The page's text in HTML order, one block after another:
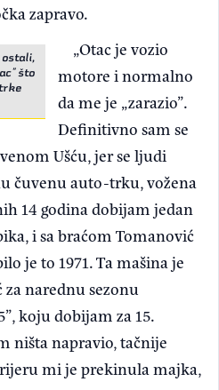
zapravo.
ostali,
što
„Otac je vozio
motore i normalno
da me je „zarazio”.
Definitivno sam se
Ušću, jer se ljudi
čuvenu auto-trku, vožena
14 godina dobijam jedan
i sa braćom Tomanović
je to 1971. Ta mašina je
narednu sezonu
koju dobijam za 15.
ništa napravio, tačnije
mi je prekinula majka,